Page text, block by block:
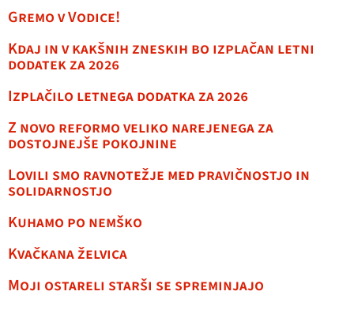
Gremo v Vodice!
Kdaj in v kakšnih zneskih bo izplačan letni
dodatek za 2026
Izplačilo letnega dodatka za 2026
Z novo reformo veliko narejenega za
dostojnejše pokojnine
Lovili smo ravnotežje med pravičnostjo in
solidarnostjo
Kuhamo po nemško
Kvačkana želvica
Moji ostareli starši se spreminjajo